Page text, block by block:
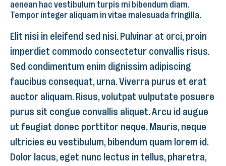
aenean hac vestibulum turpis mi bibendum diam.
Tempor integer aliquam in vitae malesuada fringilla.
Elit nisi in eleifend sed nisi. Pulvinar at orci, proin
imperdiet commodo consectetur convallis risus.
Sed condimentum enim dignissim adipiscing
faucibus consequat, urna. Viverra purus et erat
auctor aliquam. Risus, volutpat vulputate posuere
purus sit congue convallis aliquet. Arcu id augue
ut feugiat donec porttitor neque. Mauris, neque
ultricies eu vestibulum, bibendum quam lorem id.
Dolor lacus, eget nunc lectus in tellus, pharetra,